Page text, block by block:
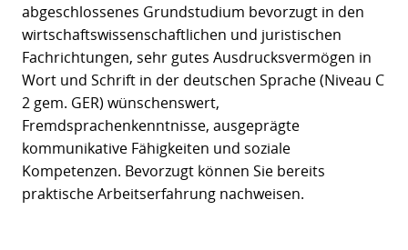
abgeschlossenes Grundstudium bevorzugt in den
wirtschaftswissenschaftlichen und juristischen
Fachrichtungen, sehr gutes Ausdrucksvermögen in
Wort und Schrift in der deutschen Sprache (Niveau C
2 gem. GER) wünschenswert,
Fremdsprachenkenntnisse, ausgeprägte
kommunikative Fähigkeiten und soziale
Kompetenzen. Bevorzugt können Sie bereits
praktische Arbeitserfahrung nachweisen.